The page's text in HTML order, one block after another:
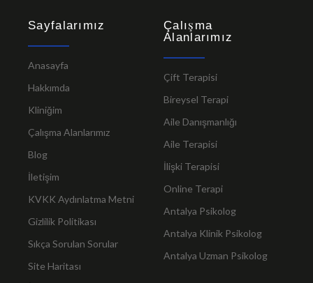
Sayfalarımız
Anasayfa
Hakkımda
Kliniğim
Çalışma Alanlarımız
Blog
İletişim
KVKK Aydınlatma Metni
Gizlilik Politikası
Sıkça Sorulan Sorular
Site Haritası
Çalışma
Alanlarımız
Çift Terapisi
Bireysel Terapi
Aile Danışmanlığı
Aile Terapisi
İlişki Terapisi
Online Terapi
Antalya Psikolog
Antalya Klinik Psikolog
Antalya Uzman Psikolog